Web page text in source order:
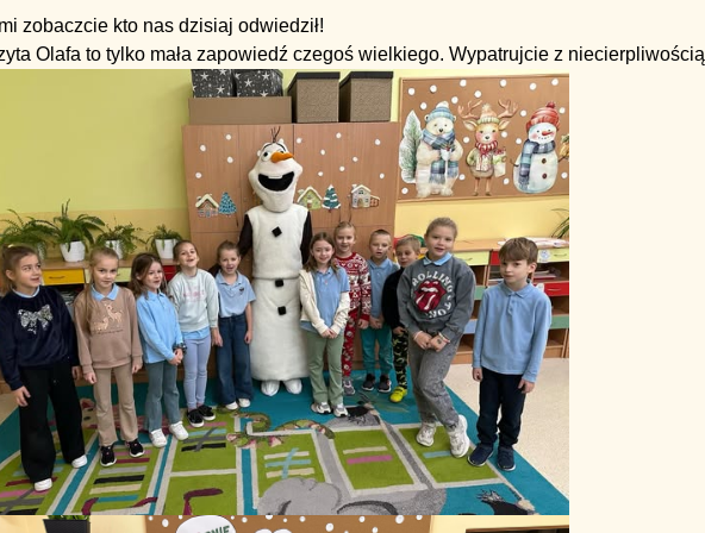
zobaczcie kto nas dzisiaj odwiedził!
Olafa to tylko mała zapowiedź czegoś wielkiego. Wypatrujcie z niecierpliwością